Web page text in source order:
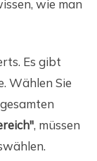
wie man
Es gibt
Wählen Sie
, müssen